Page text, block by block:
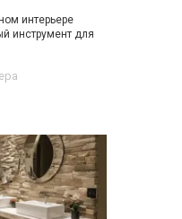
интерьере
инструмент для